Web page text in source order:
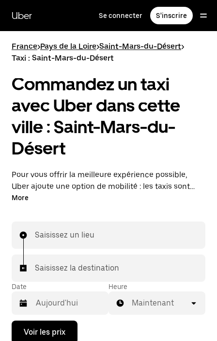
contenu
principal
Uber Se connecter S'inscrire
France>Pays de la Loire>Saint-Mars-du-Désert>
Taxi : Saint-Mars-du-Désert
Commandez un taxi
avec Uber dans cette
ville : Saint-Mars-du-
Désert
Pour vous offrir la meilleure expérience possible,
Uber ajoute une option de mobilité : les taxis sont
maintenant disponibles dans l'application. Uber Taxi :
More
Saisissez un lieu
Saisissez la destination
Date
Appuyez
Heure
Maintenant
Voir les prix